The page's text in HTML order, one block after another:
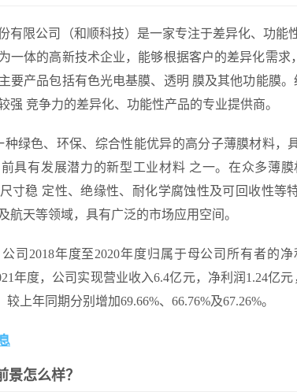
有限公司（和顺科技）是一家专注于差异化、功能
一体的高新技术企业，能够根据客户的差异化需
要产品包括有色光电基膜、透明 膜及其他功能膜
强 竞争力的差异化、功能性产品的专业提供商。
种绿色、环保、综合性能优异的高分子薄膜材料，
具有发展潜力的新型工业材料 之一。在众多薄
寸稳 定性、绝缘性、耐化学腐蚀性及可回收性等
航天等领域，具有广泛的市场应用空间。
司2018年度至2020年度归属于母公司所有者的净
年度，公司实现营业收入6.4亿元，净利润1.24亿
较上年同期分别增加69.66%、66.76%及67.26%。
景怎么样？